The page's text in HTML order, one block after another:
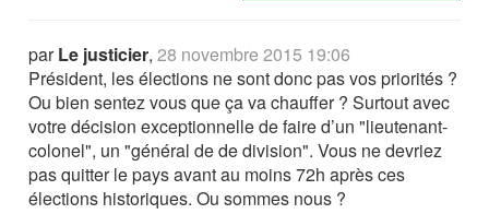
parLe justicier,28 novembre 2015 19:06
Président, les élections ne sont donc pas vos priorités ?
Ou bien sentez vous que ça va chauffer ? Surtout avec
votre décision exceptionnelle de faire d’un "lieutenant-
colonel", un "général de de division". Vous ne devriez
pas quitter le pays avant au moins 72h après ces
élections historiques. Ou sommes nous ?